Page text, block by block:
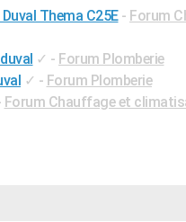
Thema C25E - Forum
✓ - Forum Plomberie
✓ - Forum Plomberie
Forum Chauffage et